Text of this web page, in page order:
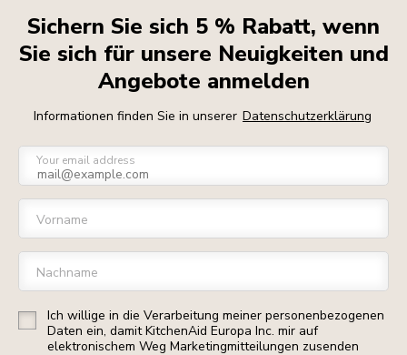
Sichern Sie sich 5 % Rabatt, wenn
Sie sich für unsere Neuigkeiten und
Angebote anmelden
Informationen finden Sie in unserer Datenschutzerklärung
Your email address
Vorname
Nachname
Ich willige in die Verarbeitung meiner personenbezogenen
Daten ein, damit KitchenAid Europa Inc. mir auf
elektronischem Weg Marketingmitteilungen zusenden